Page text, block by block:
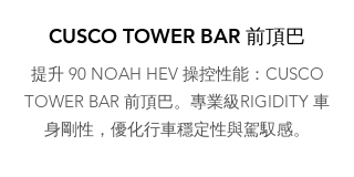
CUSCO TOWER BAR 前頂巴
提升 90 NOAH HEV 操控性能：CUSCO
TOWER BAR 前頂巴。專業級RIGIDITY 車
身剛性，優化行車穩定性與駕馭感。